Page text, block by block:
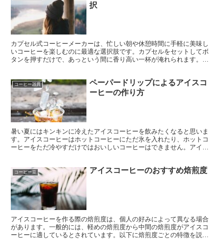
択
カプセル式コーヒーメーカーは、忙しい朝や休憩時間に手軽に美味し
いコーヒーを楽しむのに最適な選択肢です。カプセルをセットしてボ
タンを押すだけで、あっという間に香り高い一杯が淹れられます。清
を選べるので、味の幅も広がります。素早く、美味しく、手軽なコー
ヒータイムを楽しみたい方にはぴったりの選択肢です。
コーヒー器具
ペーパードリップによるアイスコ
ーヒーの作り方
暑い夏にはキンキンに冷えたアイスコーヒーを飲みたくなると思いま
す。アイスコーヒーはホットコーヒーにただ氷を入れたり、ホットコ
ーヒーをただ冷やすだけではおいしいコーヒーはできません。アイス
についてお話します。基本は通常のドリップと同じですが、濃ゆく作
るため多めの豆と少な目の豆が必要になります。
コーヒー豆 アイスコーヒーのおすすめ焙煎度
アイスコーヒーを作る際の焙煎度は、個人の好みによって異なる場合
があります。一般的には、軽めの焙煎度から中間の焙煎度がアイスコ
ーヒーに適しているとされています。以下に焙煎度ごとの特徴を説明